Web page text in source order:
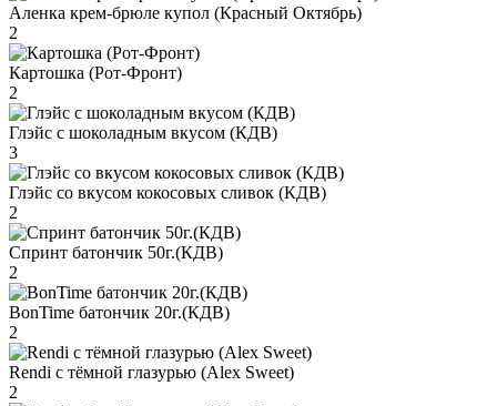
Аленка крем-брюле купол (Красный Октябрь)
2
Картошка (Рот-Фронт)
2
Глэйс с шоколадным вкусом (КДВ)
3
Глэйс со вкусом кокосовых сливок (КДВ)
2
Спринт батончик 50г.(КДВ)
2
BonTime батончик 20г.(КДВ)
2
Rendi с тёмной глазурью (Alex Sweet)
2